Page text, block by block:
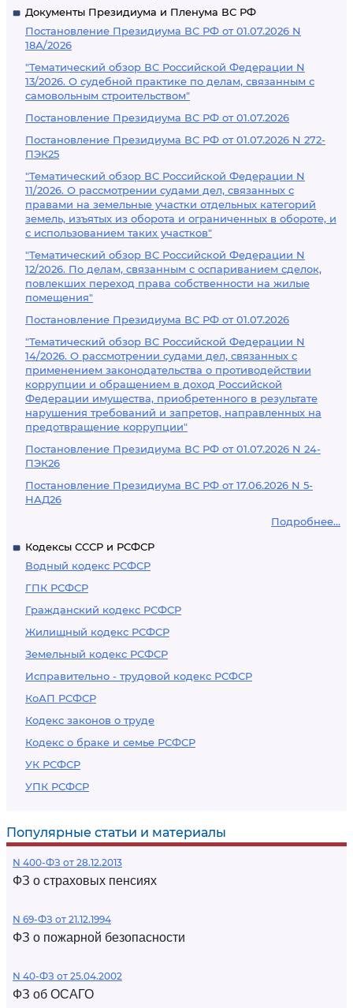
Документы Президиума и Пленума ВС РФ
Постановление Президиума ВС РФ от 01.07.2026 N
18А/2026
"Тематический обзор ВС Российской Федерации N
13/2026. О судебной практике по делам, связанным с
самовольным строительством"
Постановление Президиума ВС РФ от 01.07.2026
Постановление Президиума ВС РФ от 01.07.2026 N 272-
ПЭК25
"Тематический обзор ВС Российской Федерации N
11/2026. О рассмотрении судами дел, связанных с
правами на земельные участки отдельных категорий
земель, изъятых из оборота и ограниченных в обороте, и
с использованием таких участков"
"Тематический обзор ВС Российской Федерации N
12/2026. По делам, связанным с оспариванием сделок,
повлекших переход права собственности на жилые
помещения"
Постановление Президиума ВС РФ от 01.07.2026
"Тематический обзор ВС Российской Федерации N
14/2026. О рассмотрении судами дел, связанных с
применением законодательства о противодействии
коррупции и обращением в доход Российской
Федерации имущества, приобретенного в результате
нарушения требований и запретов, направленных на
предотвращение коррупции"
Постановление Президиума ВС РФ от 01.07.2026 N 24-
ПЭК26
Постановление Президиума ВС РФ от 17.06.2026 N 5-
НАД26
Подробнее...
Кодексы СССР и РСФСР
Водный кодекс РСФСР
ГПК РСФСР
Гражданский кодекс РСФСР
Жилищный кодекс РСФСР
Земельный кодекс РСФСР
Исправительно - трудовой кодекс РСФСР
КоАП РСФСР
Кодекс законов о труде
Кодекс о браке и семье РСФСР
УК РСФСР
УПК РСФСР
Популярные статьи и материалы
N 400-ФЗ от 28.12.2013
ФЗ о страховых пенсиях
N 69-ФЗ от 21.12.1994
ФЗ о пожарной безопасности
N 40-ФЗ от 25.04.2002
ФЗ об ОСАГО